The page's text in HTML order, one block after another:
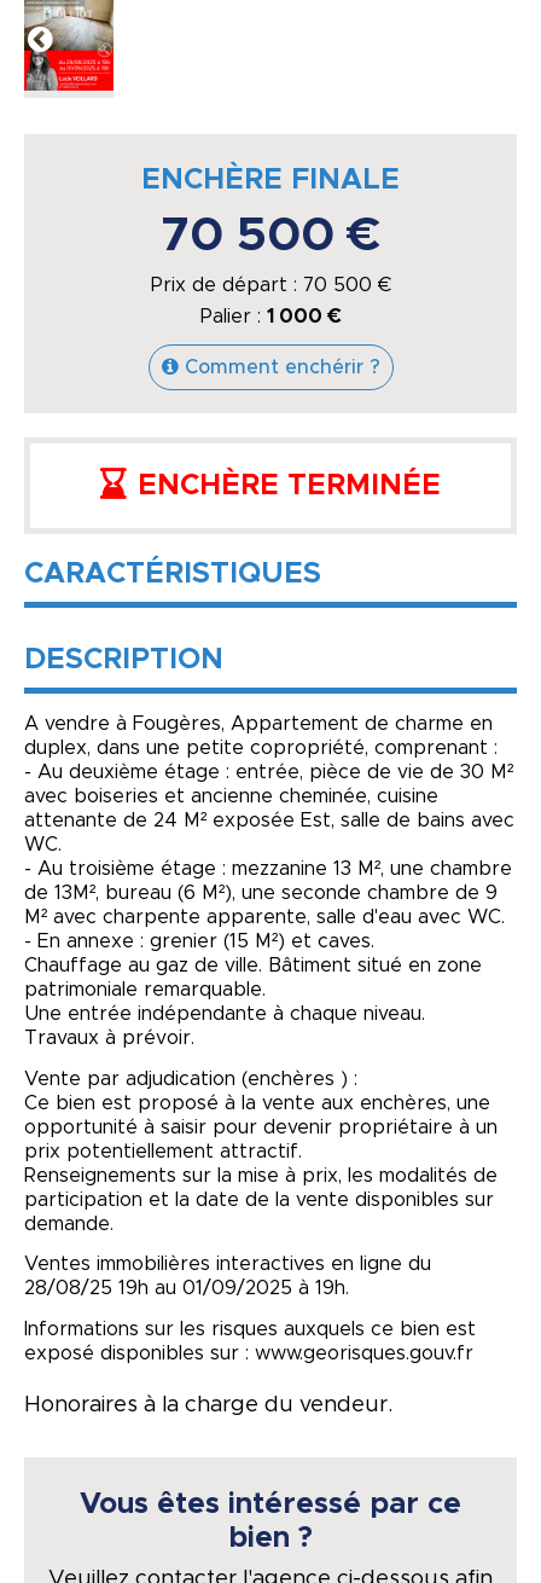
ENCHÈRE FINALE
70 500 €
Prix de départ : 70 500 €
Palier : 1 000 €
Comment enchérir ?
ENCHÈRE TERMINÉE
CARACTÉRISTIQUES
DESCRIPTION
A vendre à Fougères, Appartement de charme en
duplex, dans une petite copropriété, comprenant :
- Au deuxième étage : entrée, pièce de vie de 30 M²
avec boiseries et ancienne cheminée, cuisine
attenante de 24 M² exposée Est, salle de bains avec
WC.
- Au troisième étage : mezzanine 13 M², une chambre
de 13M², bureau (6 M²), une seconde chambre de 9
M² avec charpente apparente, salle d'eau avec WC.
- En annexe : grenier (15 M²) et caves.
Chauffage au gaz de ville. Bâtiment situé en zone
patrimoniale remarquable.
Une entrée indépendante à chaque niveau.
Travaux à prévoir.
Vente par adjudication (enchères ) :
Ce bien est proposé à la vente aux enchères, une
opportunité à saisir pour devenir propriétaire à un
prix potentiellement attractif.
Renseignements sur la mise à prix, les modalités de
participation et la date de la vente disponibles sur
demande.
Ventes immobilières interactives en ligne du
28/08/25 19h au 01/09/2025 à 19h.
Informations sur les risques auxquels ce bien est
exposé disponibles sur : www.georisques.gouv.fr
Honoraires à la charge du vendeur.
Vous êtes intéressé par ce
bien ?